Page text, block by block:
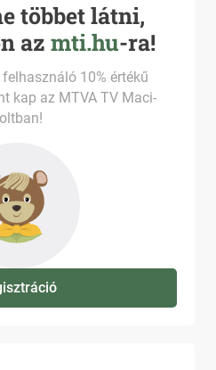
többet látni,
az mti.hu-ra!
10% értékű
kap az MTVA TV Maci-